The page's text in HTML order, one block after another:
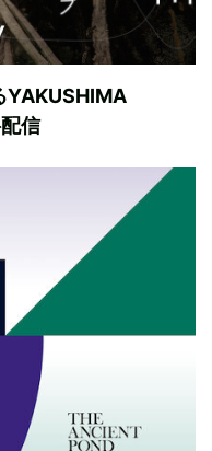
YAKUSHIMA
信